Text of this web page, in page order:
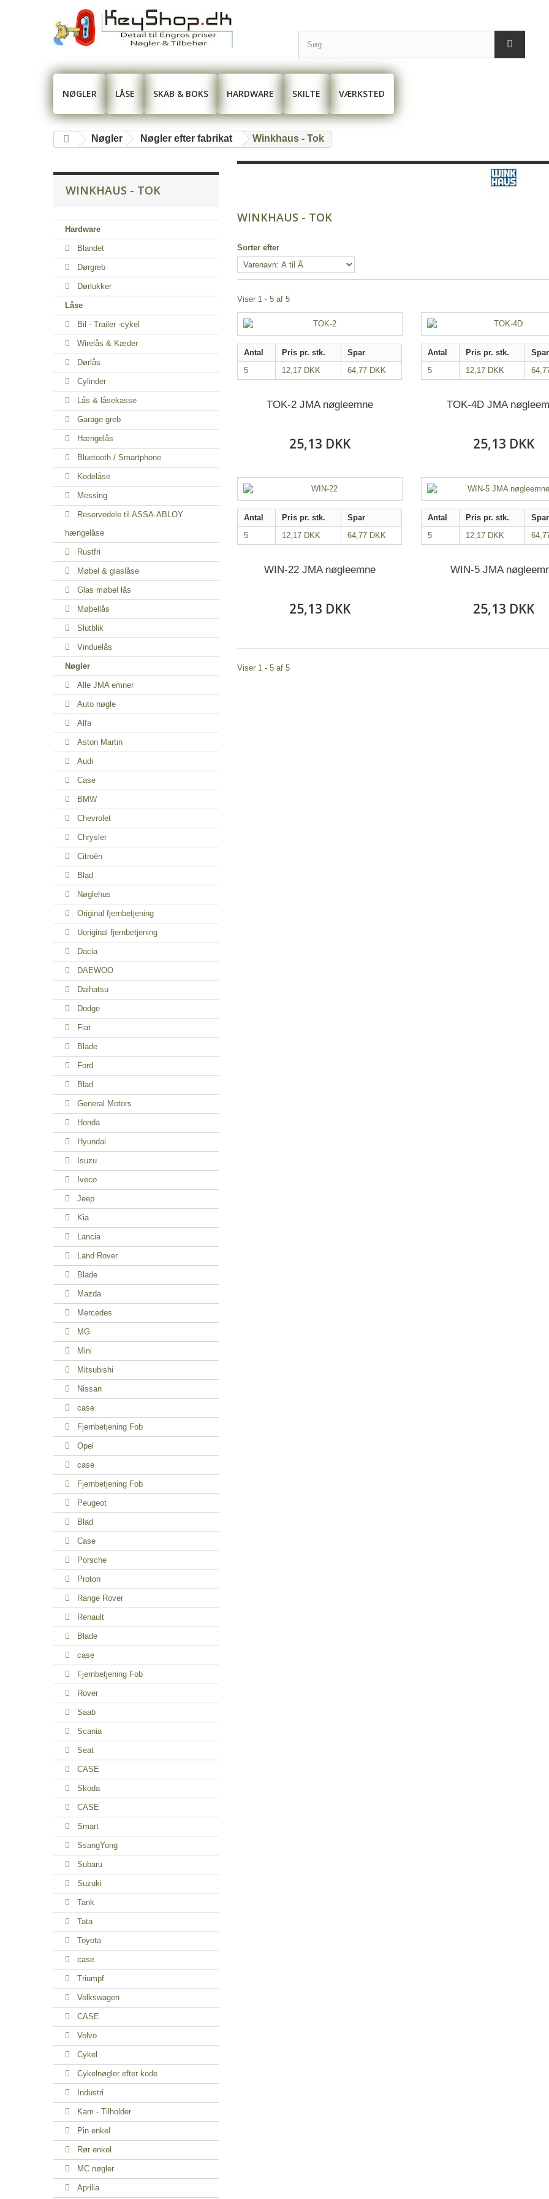
NØGLER LÅSE SKAB & BOKS HARDWARE SKILTE VÆRKSTED
Nøgler Nøgler efter fabrikat Winkhaus - Tok
WINKHAUS - TOK
Hardware
Blandet
Dørgreb
Dørlukker
Låse
Bil - Trailer -cykel
Wirelås & Kæder
Dørlås
Cylinder
Lås & låsekasse
Garage greb
Hængelås
Bluetooth / Smartphone
Kodelåse
Messing
Reservedele til ASSA-ABLOY
hængelåse
Rustfri
Møbel & glaslåse
Glas møbel lås
Møbellås
Slutblik
Vinduelås
Nøgler
Alle JMA emner
Auto nøgle
Alfa
Aston Martin
Audi
Case
BMW
Chevrolet
Chrysler
Citroën
Blad
Nøglehus
Original fjernbetjening
Uoriginal fjernbetjening
Dacia
DAEWOO
Daihatsu
Dodge
Fiat
Blade
Ford
Blad
General Motors
Honda
Hyundai
Isuzu
Iveco
Jeep
Kia
Lancia
Land Rover
Blade
Mazda
Mercedes
MG
Mini
Mitsubishi
Nissan
case
Fjernbetjening Fob
Opel
case
Fjernbetjening Fob
Peugeot
Blad
Case
Porsche
Proton
Range Rover
Renault
Blade
case
Fjernbetjening Fob
Rover
Saab
Scania
Seat
CASE
Skoda
CASE
Smart
SsangYong
Subaru
Suzuki
Tank
Tata
Toyota
case
Triumpf
Volkswagen
CASE
Volvo
Cykel
Cykelnøgler efter kode
Industri
Kam - Tilholder
Pin enkel
Rør enkel
MC nøgler
Aprilia
WINKHAUS - TOK
Sorter efter
Viser 1 - 5 af 5
Antal Pris pr. stk.
Spar
5
12,17 DKK 64,77 DKK
TOK-2 JMA nøgleemne
25,13 DKK
Antal Pris pr. stk.
Spar
5
12,17 DKK
TOK-4D JMA
25,13 DKK
Antal Pris pr. stk.
Spar
5
12,17 DKK 64,77 DKK
WIN-22 JMA nøgleemne
25,13 DKK
Antal Pris pr. stk.
Spar
5
12,17 DKK
WIN-5 JMA
25,13 DKK
Viser 1 - 5 af 5